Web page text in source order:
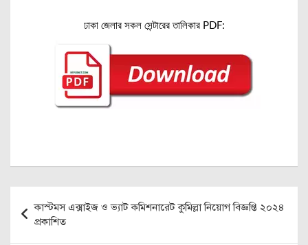
ঢাকা জেলার সকল সেন্টারের তালিকার PDF:
navigation
কাস্টমস এক্সাইজ ও ভ্যাট কমিশনারেট কুমিল্লা নিয়োগ বিজ্ঞপ্তি ২০২৪
প্রকাশিত